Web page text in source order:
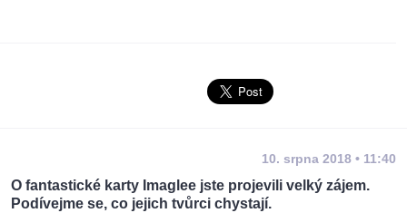
10. srpna 2018 • 11:40
O fantastické karty Imaglee jste projevili velký zájem.
Podívejme se, co jejich tvůrci chystají.